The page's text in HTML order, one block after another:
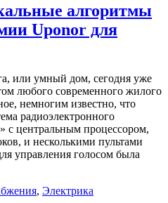
алгоритмы
Uponor для
или умный дом, сегодня уже
любого современного жилого
немногим известно, что
радиоэлектронного
центральным процессором,
и несколькими пультами
управления голосом была
, Электрика